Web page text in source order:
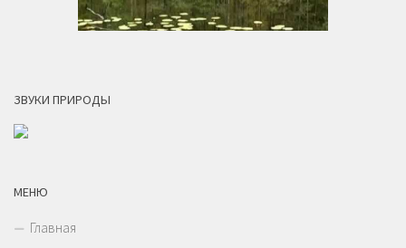
ЗВУКИ ПРИРОДЫ
МЕНЮ
Главная